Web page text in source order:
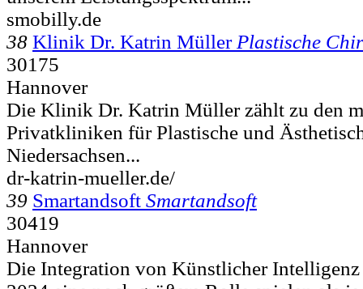
smobilly.de
38 Klinik Dr. Katrin Müller Plastische
30175
Hannover
Die Klinik Dr. Katrin Müller zählt zu den
Privatkliniken für Plastische und
Niedersachsen...
dr-katrin-mueller.de/
39 Smartandsoft Smartandsoft
30419
Hannover
Die Integration von Künstlicher